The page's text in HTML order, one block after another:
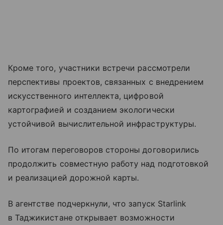
Кроме того, участники встречи рассмотрели
перспективы проектов, связанных с внедрением
искусственного интеллекта, цифровой
картографией и созданием экологически
устойчивой вычислительной инфраструктуры.
По итогам переговоров стороны договорились
продолжить совместную работу над подготовкой
и реализацией дорожной карты.
В агентстве подчеркнули, что запуск Starlink
в Таджикистане открывает возможности